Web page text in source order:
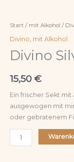
Start / mit Alkohol /
Divino mit Alkohol
Divino
15,50 €
Ein frischer Sekt
ausgewogen mit
oder gebratenem